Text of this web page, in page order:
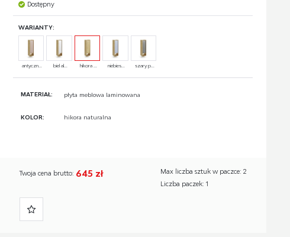
Dostępny
WARIANTY:
antyczn... biel al... hikora ... niebies... szary p...
MATERIAŁ: płyta meblowa laminowana
KOLOR: hikora naturalna
Twoja cena brutto: 645 zł
Max liczba sztuk w paczce: 2
Liczba paczek: 1